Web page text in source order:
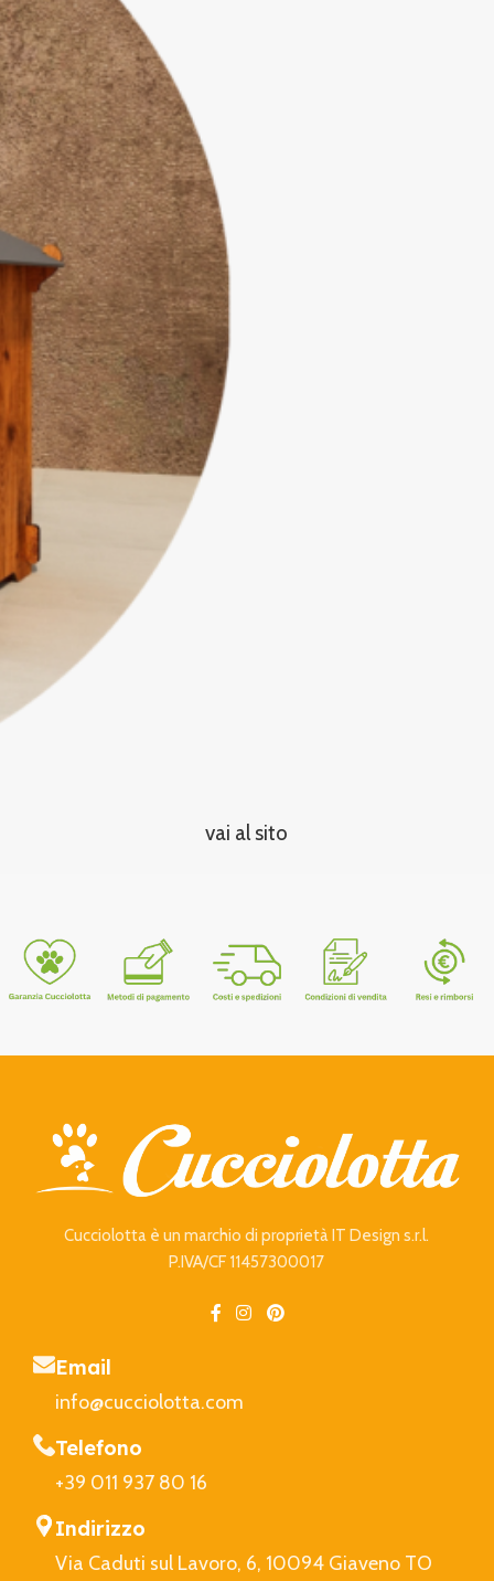
vai al sito
Cucciolotta è un marchio di proprietà IT Design s.r.l.
P.IVA/CF 11457300017
Email
info@cucciolotta.com
Telefono
+39 011 937 80 16
Indirizzo
Via Caduti sul Lavoro, 6, 10094 Giaveno TO